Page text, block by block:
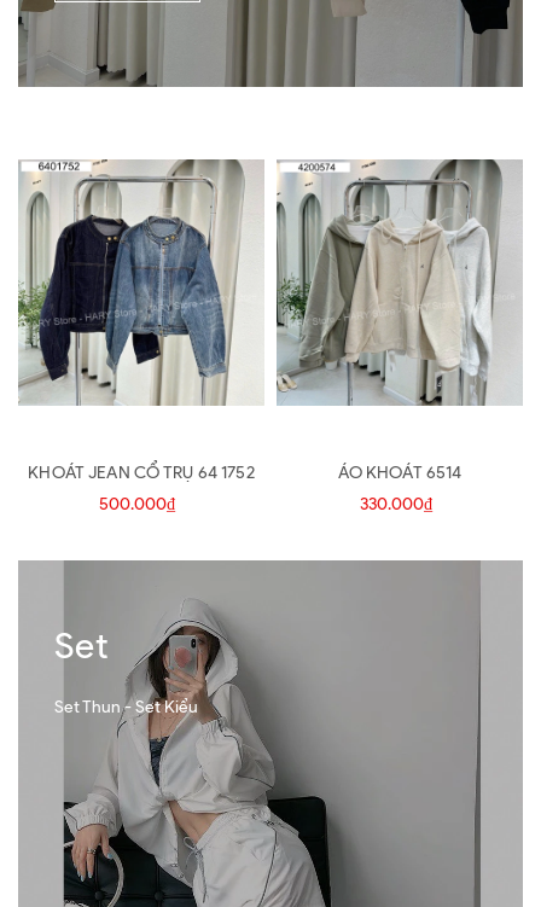
KHOÁT JEAN CỔ TRỤ 64 1752
500.000₫
ÁO KHOÁT 6514
330.000₫
Set
Set Thun - Set Kiểu